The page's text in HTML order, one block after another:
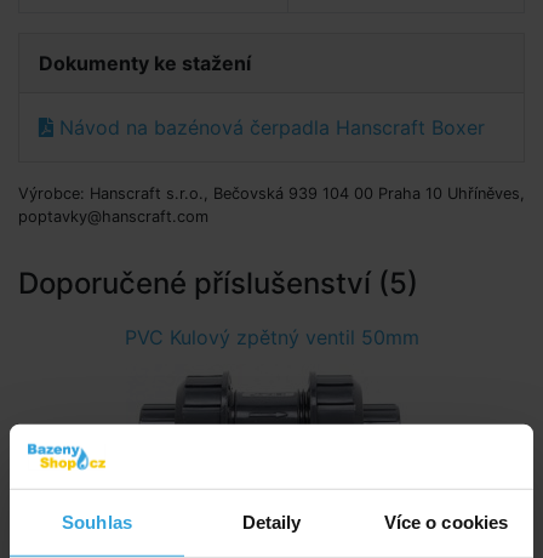
Souhlas Detaily Více o cookies
Dokumenty ke stažení
Návod na bazénová čerpadla Hanscraft Boxer
Výrobce: Hanscraft s.r.o., Bečovská 939 104 00 Praha 10 Uhříněves,
poptavky@hanscraft.com
Doporučené příslušenství (5)
PVC Kulový zpětný ventil 50mm